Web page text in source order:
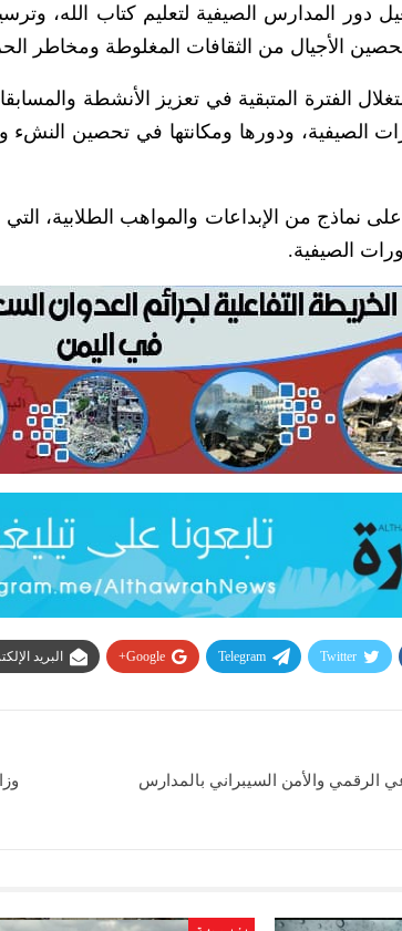
دور المدارس الصيفية لتعليم كتاب الله،
الأجيال من الثقافات المغلوطة ومخاطر
الفترة المتبقية في تعزيز الأنشطة
الصيفية، ودورها ومكانتها في تحصين النشء
على نماذج من الإبداعات والمواهب الطلابية،
الصيفية.
Twitter
Telegram
Google+ البريد
الرقمي والأمن السيبراني بالمدارس